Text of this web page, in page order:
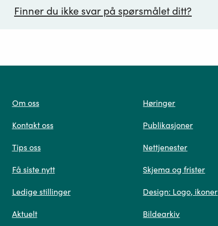
Finner du ikke svar på spørsmålet ditt?
oss
deg vår mest relevante informasjon.
Om oss
Kontakt oss
Tips oss
Få siste nytt
Ledige stillinger
Aktuelt
Høringer
Publikasjoner
Nettjenester
Skjema og frister
Design: Logo, ikoner
Bildearkiv